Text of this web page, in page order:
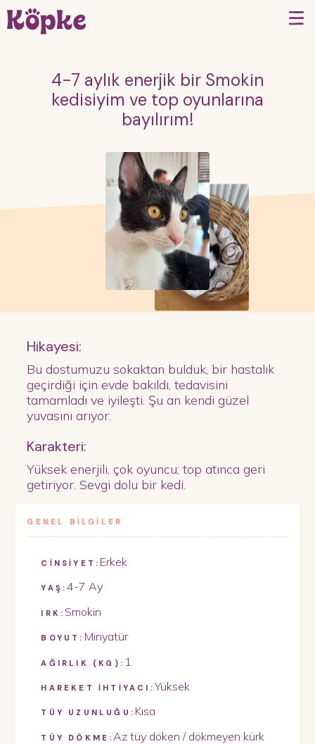
4-7 aylık enerjik bir Smokin
kedisiyim ve top oyunlarına
bayılırım!
Hikayesi:
Bu dostumuzu sokaktan bulduk, bir hastalık
geçirdiği için evde bakıldı, tedavisini
tamamladı ve iyileşti. Şu an kendi güzel
yuvasını arıyor.
Karakteri:
Yüksek enerjili, çok oyuncu; top atınca geri
getiriyor. Sevgi dolu bir kedi.
GENEL BİLGİLER
CİNSİYET: Erkek
YAŞ:4-7 Ay
IRK: Smokin
BOYUT: Minyatür
AĞIRLIK (KG): 1
HAREKET İHTİYACI: Yüksek
TÜY UZUNLUĞU: Kısa
TÜY DÖKME: Az tüy döken / dökmeyen kürk